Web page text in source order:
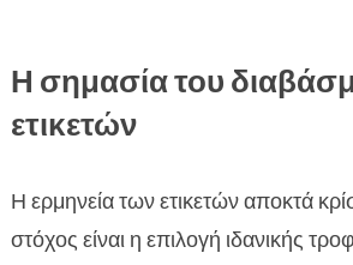
Η σημασία του
ετικετών
Η ερμηνεία των ετικετών αποκτά
στόχος είναι η επιλογή ιδανικής